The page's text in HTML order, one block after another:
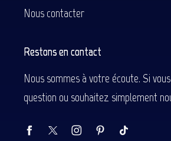
Nous contacter
Restons en contact
Nous sommes à votre écoute. Si
question ou souhaitez simplement